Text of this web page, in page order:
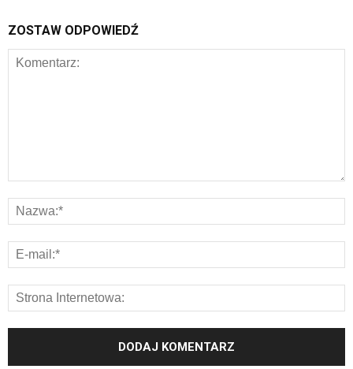
ZOSTAW ODPOWIEDŹ